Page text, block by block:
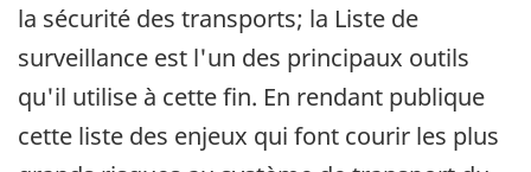
la sécurité des transports; la Liste de
surveillance est l'un des principaux outils
qu'il utilise à cette fin. En rendant publique
cette liste des enjeux qui font courir les plus